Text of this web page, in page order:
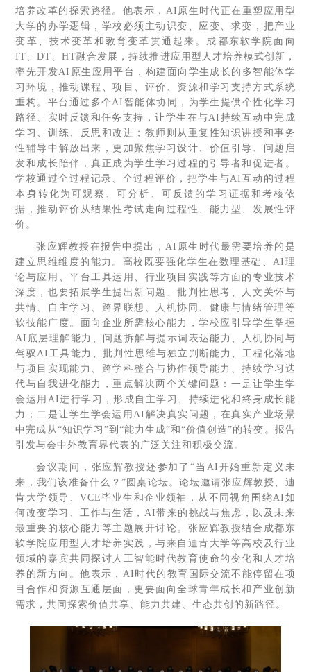
培养改革的探索路径。他表示，AI原生时代正在重塑应用型
大学的办学逻辑，学校必须主动识变、应变、求变，把产业
变革、技术变革和教育变革贯通起来。成都东软学院面向
IT、DT、HT融合发展，持续推进应用型人才培养模式创新，
率先开发AI原生应用平台，构建面向学生成长的多智能体学
习环境，推动课程、项目、评价、资源和学习支持方式系统
重构。平台通过多个AI智能体协同，为学生提供个性化学习
路径、实时反馈和任务支持，让学生在与AI持续互动中完成
学习、训练、反思和改进；教师则从重复性知识讲授和事务
性辅导中解放出来，更加聚焦学习设计、价值引导、问题启
发和成长陪伴，真正成为学生学习过程的引导者和促进者。
学校通过全过程记录、全过程评价，把学生与AI互动的过程
本身转化为可观察、可分析、可反馈的学习证据和考核依
据，推动评价从结果性考试走向过程性、能力型、发展性评
价。
张应辉教授在报告中提出，AI原生时代最需要培养的是
建立思维维度的能力。高校既要强化学生在数理基础、AI理
论与应用、平台工具运用、行业项目实践等方面的专业技术
深度，也要拓展学生提出新问题、批判性思考、人文关怀与
共情、自主学习、跨界联想、人机协同、健康与情绪管理等
软技能广度。面向企业所需核心能力，学校应引导学生掌握
AI底层理解能力、问题拆解与提示词表达能力、人机协同与
驾驭AI工具能力、批判性思维与独立判断能力、工程化落地
与项目实现能力、跨学科整合与协作领导能力、持续学习迭
代与自我进化能力，重点解决两个关键问题：一是让学生学
会运用AI进行学习，形成自主学习、持续进化和终身成长能
力；二是让学生学会运用AI解决真实问题，在真实产业场景
中完成从“知识学习”到“能力生成”和“价值创造”的转变。报告
引发与会中外教育界代表的广泛关注和积极交流。
会议期间，张应辉教授还参加了“当AI开始重新定义未
来，我们该准备什么？”圆桌论坛。论坛邀请张应辉教授、迪
肯大学领导、VCE毕业生和企业领袖，从不同视角围绕AI如
何改变学习、工作与生活，AI带来的挑战与焦虑，以及未来
最重要的核心能力等主题展开讨论。张应辉教授结合成都东
软学院应用型人才培养实践，与来自迪肯大学等高校及行业
领域的嘉宾共同探讨人工智能时代教育使命的变化和人才培
养的新方向。他表示，AI时代的教育国际交流不能停留在项
目合作和资源互通层面，更要面向全球青年成长和产业创新
需求，共同探索价值共享、能力共建、生态共创的新路径。